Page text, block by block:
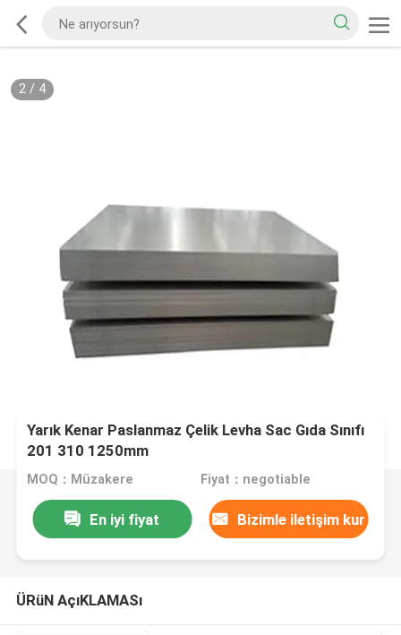
2/ 4
Yarık Kenar Paslanmaz Çelik Levha Sac Gıda Sınıfı
201 310 1250mm
MOQ：Müzakere Fiyat：negotiable
En iyi fiyat Bizimle iletişim kur
ÜRüN AçıKLAMASı